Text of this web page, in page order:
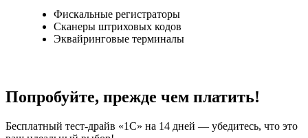
Фискальные регистраторы
Сканеры штриховых кодов
Эквайринговые терминалы
Попробуйте, прежде чем платить!
Бесплатный тест-драйв «1С» на 14 дней — убедитесь, что это